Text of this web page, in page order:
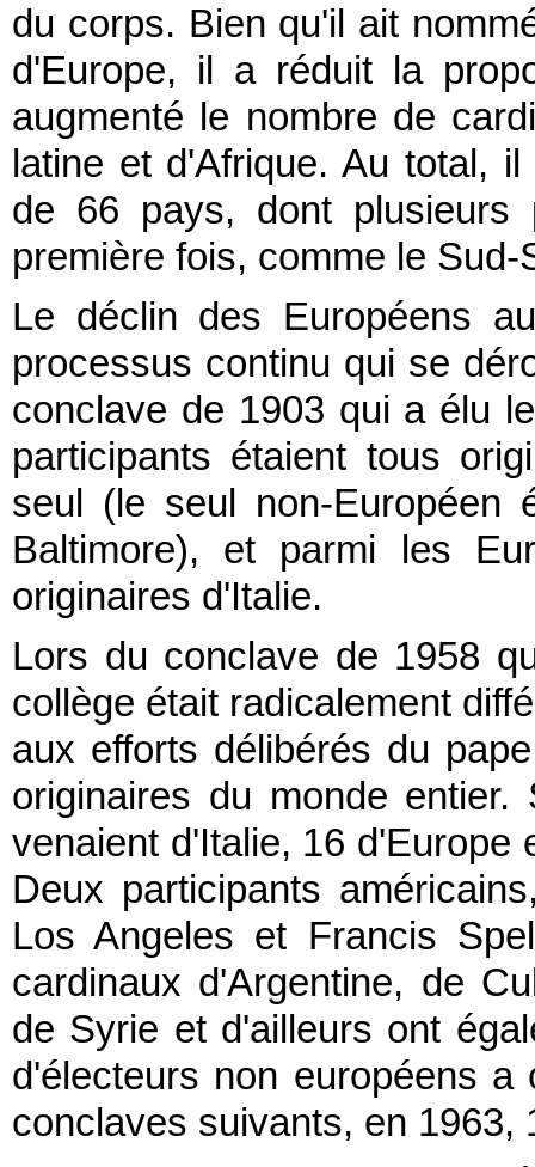
du corps. Bien qu'il ait
d'Europe, il a réduit la
augmenté le nombre de
latine et d'Afrique. Au total,
de 66 pays, dont
première fois, comme le
Le déclin des Européens
processus continu qui se
conclave de 1903 qui a élu
participants étaient tous
seul (le seul non-Européen
Baltimore), et parmi les
originaires d'Italie.
Lors du conclave de 1958
collège était radicalement
aux efforts délibérés du
originaires du monde
venaient d'Italie, 16 d'Europe
Deux participants
Los Angeles et Francis
cardinaux d'Argentine, de
de Syrie et d'ailleurs ont
d'électeurs non européens
conclaves suivants, en